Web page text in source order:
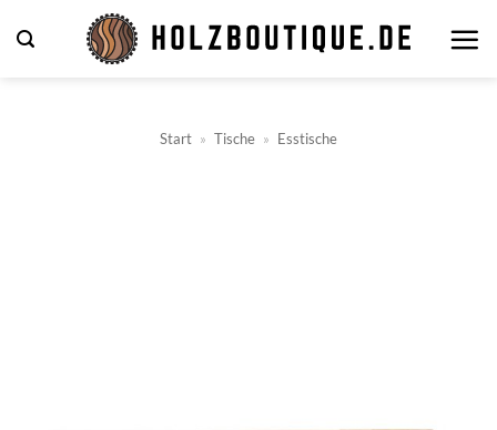
Inhalt
Start » Tische » Esstische